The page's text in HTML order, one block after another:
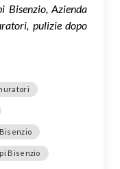
Bisenzio, Azienda
pulizie dopo
Bisenzio